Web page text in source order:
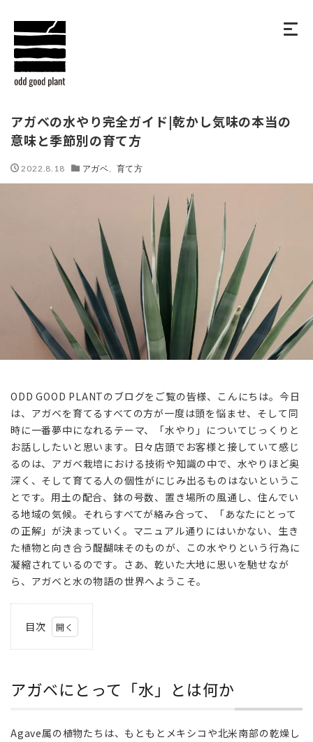
アガベの水やり完全ガイド|乾かし気味の本当の
意味と季節別の育て方
2022.8.18 アガベ 育て方
ODD GOOD PLANTのブログをご覧の皆様、こんにちは。今日
は、アガベを育てるすべての方が一度は頭を悩ませ、そして同
時に一番夢中になれるテーマ、「水やり」についてじっくりと
お話ししたいと思います。日々店頭でお客様と接していて感じ
るのは、アガベ栽培における技術や知識の中で、水やりほど奥
深く、そして育てる人の個性がにじみ出るものはないというこ
とです。用土の配合、鉢の号数、置き場所の風通し、住んでい
る地域の気候。それらすべてが絡み合って、「あなたにとって
の正解」が決まっていく。マニュアル通りにはいかない、生き
た植物と向き合う醍醐味そのものが、この水やりという行為に
凝縮されているのです。さあ、乾いた大地に思いを馳せなが
ら、アガベと水の物語の世界へようこそ。
目次
て
か
アガベにとって「水」とは何か
Agave属の植物たちは、もともとメキシコや北米南部の乾燥し